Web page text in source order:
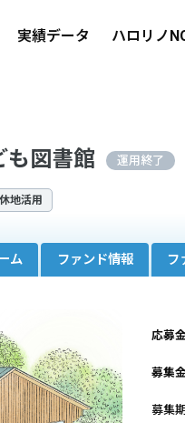
実績データ ハロリノ
も図書館 運用終了
地活用
ム ファンド情報 フ
応募
募集
募集